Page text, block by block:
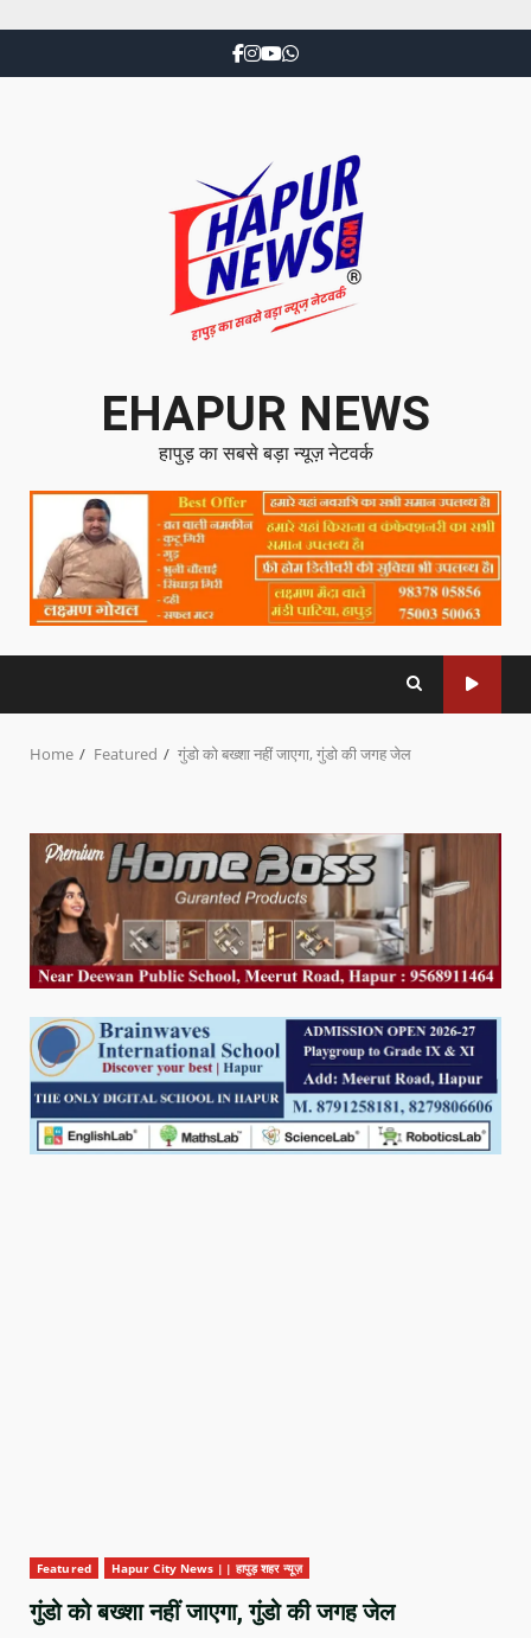
EHAPUR NEWS
हापुड़ का सबसे बड़ा न्यूज़ नेटवर्क
Home Featured गुंडो को बख्शा नहीं जाएगा, गुंडो की जगह जेल
Featured Hapur City News || हापुड़ शहर न्यूज़
गुंडो को बख्शा नहीं जाएगा, गुंडो की जगह जेल